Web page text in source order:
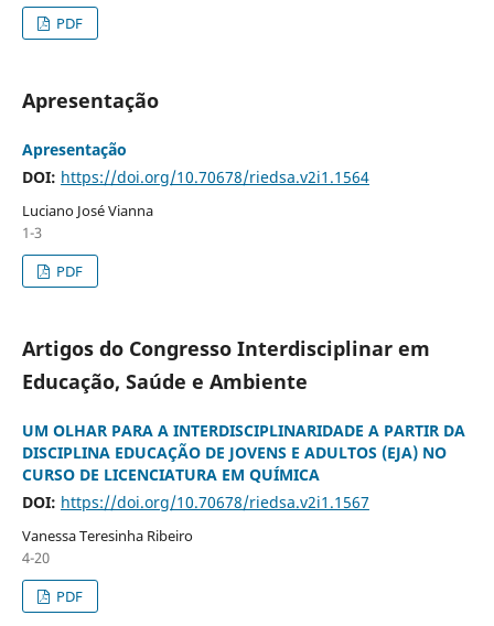
PDF
Apresentação
Apresentação
DOI: https://doi.org/10.70678/riedsa.v2i1.1564
Luciano José Vianna
1-3
PDF
Artigos do Congresso Interdisciplinar em
Educação, Saúde e Ambiente
UM OLHAR PARA A INTERDISCIPLINARIDADE A PARTIR DA
DISCIPLINA EDUCAÇÃO DE JOVENS E ADULTOS (EJA) NO
CURSO DE LICENCIATURA EM QUÍMICA
DOI: https://doi.org/10.70678/riedsa.v2i1.1567
Vanessa Teresinha Ribeiro
4-20
PDF